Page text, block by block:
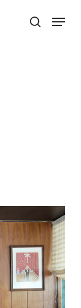
search
Menu